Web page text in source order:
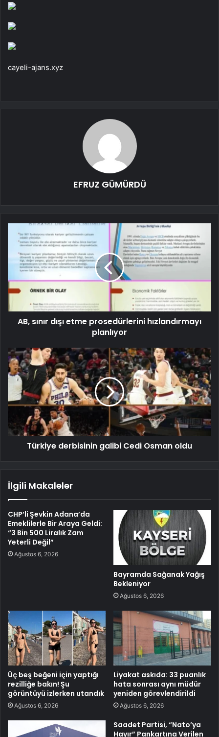
cayeli-ajans.xyz
EFRUZ GÜMÜRDÜ
AB, sınır dışı etme prosedürlerini hızlandırmayı
planlıyor
Türkiye derbisinin galibi Cedi Osman oldu
İlgili Makaleler
CHP’li Şevkin Adana’da
Emeklilerle Bir Araya Geldi:
“3 Bin 500 Liralık Zam
Yeterli Değil”
Ağustos 6, 2026
Bayramda Sağanak Yağış
Bekleniyor
Ağustos 6, 2026
Üç beş beğeni için yaptığı
rezilliğe bakın! Şu
görüntüyü izlerken utandık
Ağustos 6, 2026
Liyakat askıda: 33 puanlık
hata sonrası aynı müdür
yeniden görevlendirildi
Ağustos 6, 2026
Saadet Partisi, “Nato’ya
Hayır” Pankartına Verilen